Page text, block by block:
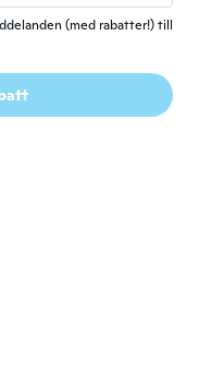
sparkly and
(med rabatter!) till